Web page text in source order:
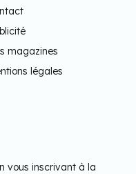
magazines
légales
vous inscrivant à la